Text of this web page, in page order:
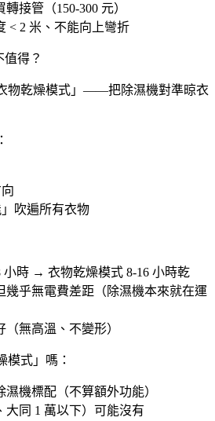
接管（150-300 元）
< 2 米、不能向上彎折
值得？
物乾燥模式 」——把除濕機對準晾衣
：
」吹遍所有衣物
小時 → 衣物乾燥模式 8-16 小時乾
幾乎無電費差距 （除濕機本來就在運
（無高溫、不變形）
模式 」嗎 ：
濕機標配（不算額外功能）
大同 1 萬以下）可能沒有